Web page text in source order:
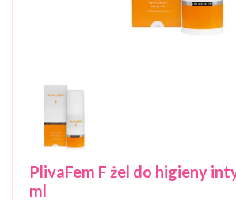
PlivaFem F żel do higieny
ml